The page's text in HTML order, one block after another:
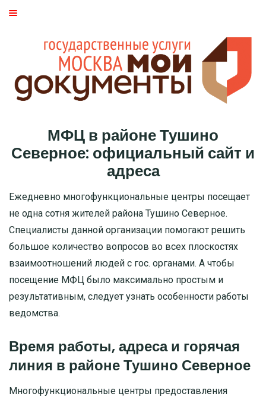
МФЦ в районе Тушино
Северное: официальный сайт и
адреса
Ежедневно многофункциональные центры посещает
не одна сотня жителей района Тушино Северное.
Специалисты данной организации помогают решить
большое количество вопросов во всех плоскостях
взаимоотношений людей с гос. органами. А чтобы
посещение МФЦ было максимально простым и
результативным, следует узнать особенности работы
ведомства.
Время работы, адреса и горячая
линия в районе Тушино Северное
Многофункциональные центры предоставления
СТАТЬИ
БАСМАННЫЙ РАЙОН
ТВЕРСКОЙ
ЦАО
САО
МОСКОВСКАЯ ОБЛАСТЬ
ДЗЕРЖИНСКИЙ